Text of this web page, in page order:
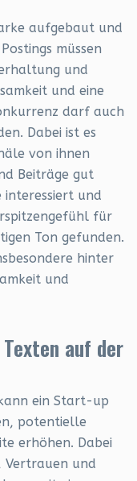
aufgebaut und
müssen
und
und eine
darf auch
Dabei ist es
von ihnen
Beiträge gut
interessiert und
für
Ton gefunden.
hinter
und
auf der
ein Start-up
potentielle
erhöhen. Dabei
Vertrauen und